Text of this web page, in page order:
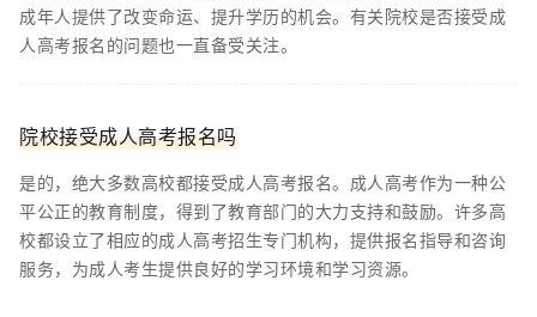
成年人提供了改变命运、提升学历的机会。有关院校是否接受成
人高考报名的问题也一直备受关注。
院校接受成人高考报名吗
是的，绝大多数高校都接受成人高考报名。成人高考作为一种公
平公正的教育制度，得到了教育部门的大力支持和鼓励。许多高
校都设立了相应的成人高考招生专门机构，提供报名指导和咨询
服务，为成人考生提供良好的学习环境和学习资源。